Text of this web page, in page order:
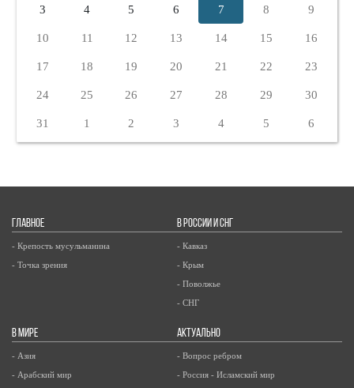
3 4 5 6 7 8 9
10 11 12 13 14 15 16
17 18 19 20 21 22 23
24 25 26 27 28 29 30
31 1 2 3 4 5 6
ГЛАВНОЕ
- Крепость мусульманина
- Точка зрения
В РОССИИ И СНГ
- Кавказ
- Крым
- Поволжье
- СНГ
В МИРЕ
- Азия
- Арабский мир
АКТУАЛЬНО
- Вопрос ребром
- Россия - Исламский мир